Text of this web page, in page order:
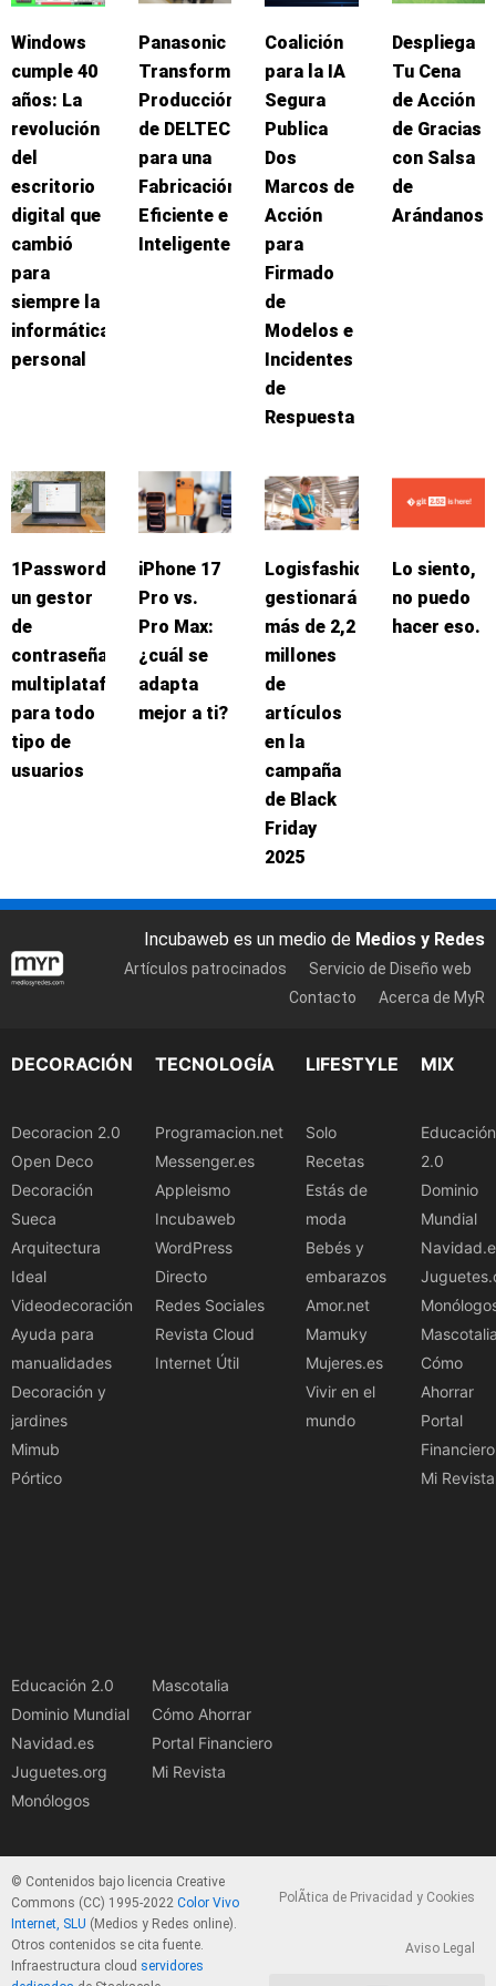
Windows
cumple 40
años: La
revolución
del
escritorio
digital que
cambió
para
siempre la
informática
personal
Panasonic
Transforma
Producción
de DELTEC
para una
Fabricación
Eficiente e
Inteligente
Coalición
para la IA
Segura
Publica
Dos
Marcos de
Acción
para
Firmado
de
Modelos e
Incidentes
de
Respuesta
Despliega
Tu Cena
de Acción
de Gracias
con Salsa
de
Arándanos
1Password:
un gestor
de
contraseñas
multiplataforma
para todo
tipo de
usuarios
iPhone 17
Pro vs.
Pro Max:
¿cuál se
adapta
mejor a ti?
Logisfashion
gestionará
más de 2,2
millones
de
artículos
en la
campaña
de Black
Friday
2025
Lo siento,
no puedo
hacer eso.
Incubaweb es un medio de Medios y Redes
Artículos patrocinados
Servicio de Diseño web
Contacto
Acerca de MyR
DECORACIÓN
Decoracion 2.0
Open Deco
Decoración
Sueca
Arquitectura
Ideal
Videodecoración
Ayuda para
manualidades
Decoración y
jardines
Mimub
Pórtico
TECNOLOGÍA
Programacion.net
Messenger.es
Appleismo
Incubaweb
WordPress
Directo
Redes Sociales
Revista Cloud
Internet Útil
LIFESTYLE
Solo
Recetas
Estás de
moda
Bebés y
embarazos
Amor.net
Mamuky
Mujeres.es
Vivir en el
mundo
MIX
Educación
2.0
Dominio
Mundial
Cómo
Ahorrar
Portal
Financiero
Mi Revista
Educación 2.0
Dominio Mundial
Navidad.es
Juguetes.org
Monólogos
Mascotalia
Cómo Ahorrar
Portal Financiero
Mi Revista
© Contenidos bajo licencia Creative
Commons (CC) 1995-2022 Color Vivo
Internet, SLU (Medios y Redes online).
Otros contenidos se cita fuente.
Infraestructura cloud servidores
PolÃ­tica de Privacidad y Cookies
Aviso Legal